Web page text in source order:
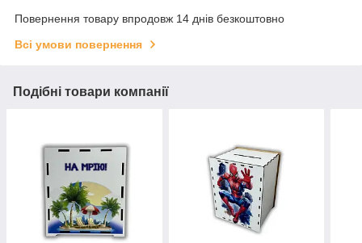
Повернення товару впродовж 14 днів безкоштовно
Всі умови повернення
Подібні товари компанії